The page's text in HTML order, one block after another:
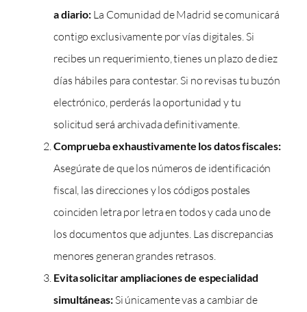
a diario: La Comunidad de Madrid se comunicará
contigo exclusivamente por vías digitales. Si
recibes un requerimiento, tienes un plazo de diez
días hábiles para contestar. Si no revisas tu buzón
electrónico, perderás la oportunidad y tu
solicitud será archivada definitivamente.
Comprueba exhaustivamente los datos fiscales:
Asegúrate de que los números de identificación
fiscal, las direcciones y los códigos postales
coinciden letra por letra en todos y cada uno de
los documentos que adjuntes. Las discrepancias
menores generan grandes retrasos.
Evita solicitar ampliaciones de especialidad
simultáneas:Si únicamente vas a cambiar de